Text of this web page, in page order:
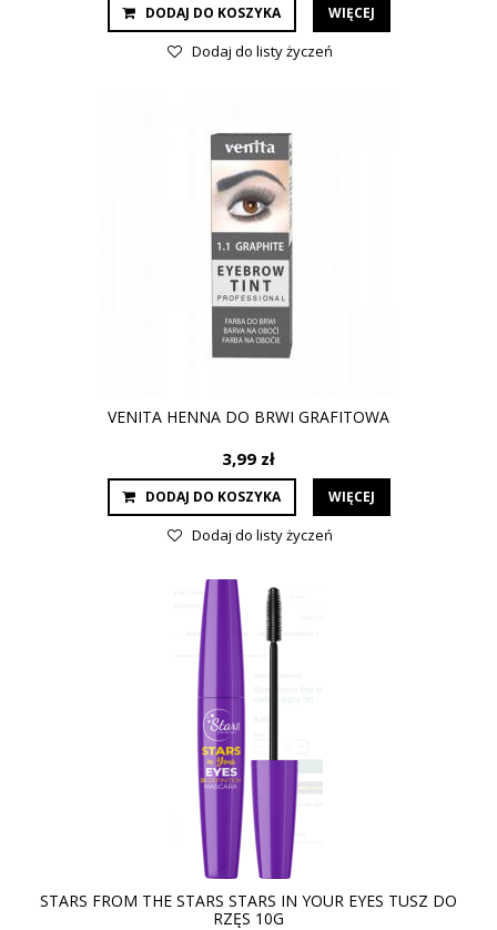
DODAJ DO KOSZYKA WIĘCEJ
Dodaj do listy życzeń
VENITA HENNA DO BRWI GRAFITOWA
3,99 zł
DODAJ DO KOSZYKA WIĘCEJ
Dodaj do listy życzeń
STARS FROM THE STARS STARS IN YOUR EYES TUSZ DO
RZĘS 10G